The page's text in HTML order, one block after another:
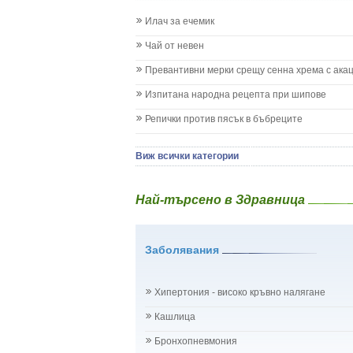
Кашлица при бебето и детето
Колики
Менингит
Млечница
Нощно напикаване - енуреза
Плач
Проблеми с очите на бебето и детето
Рубеола
Температура - висока
Хрема при бебето и детето
Илач за ечемик
Чай от невен
Превантивни мерки срещу сенна хрема с
Изпитана народна рецепта при шипове
Репички против пясък в бъбреците
Виж всички категории
Най-търсено в Здравница
Заболявания
Хипертония - високо кръвно налягане
Кашлица
Бронхопневмония